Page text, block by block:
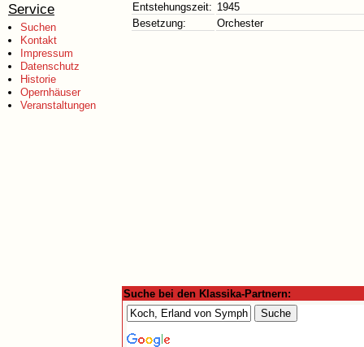
Service
Suchen
Kontakt
Impressum
Datenschutz
Historie
Opernhäuser
Veranstaltungen
Entstehungszeit: 1945
Besetzung:
Orchester
Suche bei den Klassika-Partnern: